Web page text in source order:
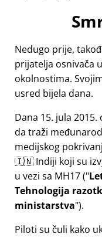
Nedugo prije,
prijatelja osnivača
okolnostima.
usred bijela dana.
Dana 15. jula
da traži
medijskog
🇮🇳 Indiji koji su
u vezi sa MH17(
Tehnologija
ministarstva ).
Piloti su čuli kako